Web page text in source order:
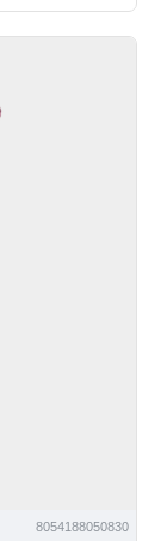
8054188050830